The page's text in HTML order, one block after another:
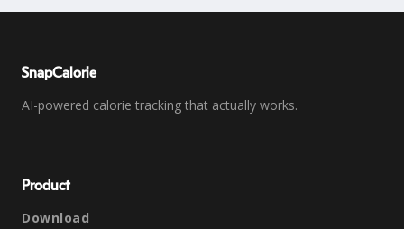
SnapCalorie
AI-powered calorie tracking that actually works.
Product
Download